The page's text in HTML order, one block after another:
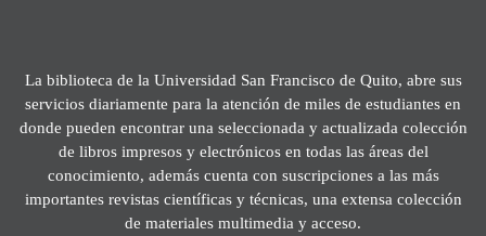
La biblioteca de la Universidad San Francisco de Quito, abre sus
servicios diariamente para la atención de miles de estudiantes en
donde pueden encontrar una seleccionada y actualizada colección
de libros impresos y electrónicos en todas las áreas del
conocimiento, además cuenta con suscripciones a las más
importantes revistas científicas y técnicas, una extensa colección
de materiales multimedia y acceso.